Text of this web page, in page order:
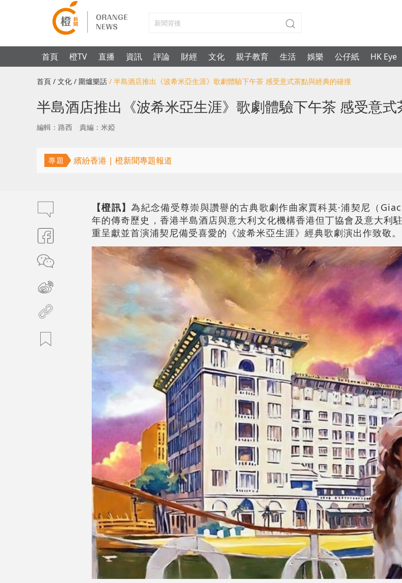
首頁 橙TV 直播 資訊 評論 財經 文化 親子教育 生活 娛樂 公仔紙 HK Eye
首頁 / 文化 / 圍爐樂話 / 半島酒店推出《波希米亞生涯》歌劇體驗下午茶 感受意式茶點與經典的碰撞
半島酒店推出《波希米亞生涯》歌劇體驗下午茶 感受意
編輯：路西 責編：米婭
專題 繽紛香港 | 橙新聞專題報道
【橙訊】為紀念備受尊崇與讚譽的古典歌劇作曲家賈科莫·浦契尼 （
年的傳奇歷史，香港半島酒店與意大利文化機構香港但丁協會及意大利
重呈獻並首演浦契尼備受喜愛的《波希米亞生涯》經典歌劇演出作致敬。